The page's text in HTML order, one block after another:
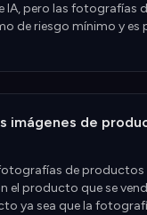
IA, pero las fotografías
de riesgo mínimo y es
imágenes de
de productos
el producto que se
ya sea que la